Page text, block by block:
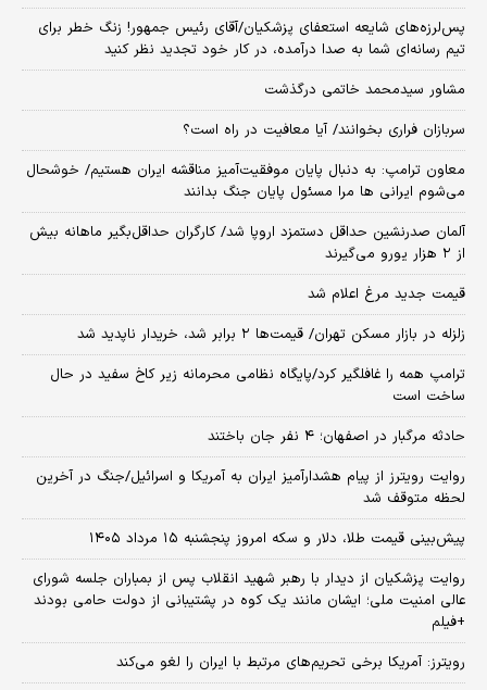
پس‌لرزه‌های شایعه استعفای پزشکیان/آقای رئیس جمهور! زنگ خطر برای
تیم رسانه‌ای شما به صدا درآمده، در کار خود تجدید نظر کنید
مشاور سیدمحمد خاتمی درگذشت
سربازان فراری بخوانند/ آیا معافیت در راه است؟
معاون ترامپ: به دنبال پایان موفقیت‌آمیز مناقشه ایران هستیم/ خوشحال
می‌شوم ایرانی ها مرا مسئول پایان جنگ بدانند
آلمان صدرنشین حداقل دستمزد اروپا شد/ کارگران حداقل‌بگیر ماهانه بیش
از ۲ هزار یورو می‌گیرند
قیمت جدید مرغ اعلام شد
زلزله در بازار مسکن تهران/ قیمت‌ها ۲ برابر شد، خریدار ناپدید شد
ترامپ همه را غافلگیر کرد/پایگاه نظامی محرمانه زیر کاخ سفید در حال
ساخت است
حادثه مرگبار در اصفهان؛ ۴ نفر جان باختند
روایت رویترز از پیام هشدارآمیز ایران به آمریکا و اسرائیل/جنگ در آخرین
لحظه متوقف شد
پیش‌بینی قیمت طلا، دلار و سکه امروز پنجشنبه ۱۵ مرداد ۱۴۰۵
روایت پزشکیان از دیدار با رهبر شهید انقلاب پس از بمباران جلسه شورای
عالی امنیت ملی؛ ایشان مانند یک کوه در پشتیبانی از دولت حامی بودند
+فیلم
رویترز: آمریکا برخی تحریم‌های مرتبط با ایران را لغو می‌کند